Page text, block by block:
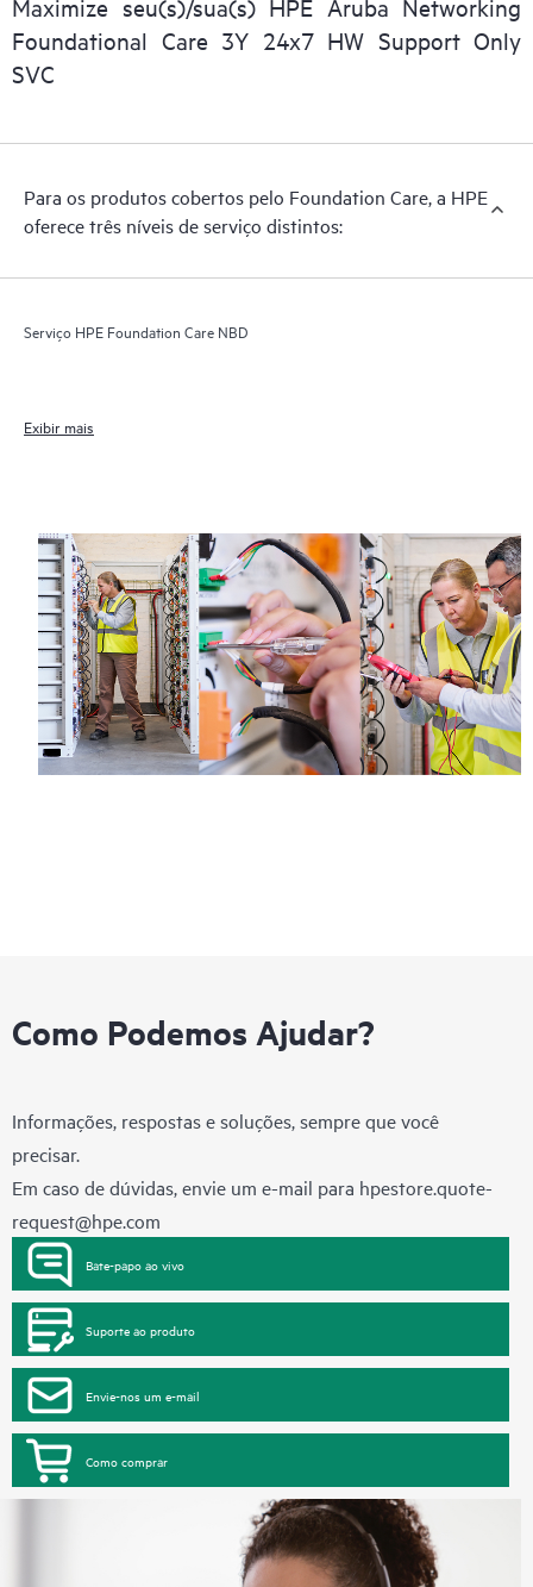
Maximize seu(s)/sua(s) HPE Aruba Networking
Foundational Care 3Y 24x7 HW Support Only
SVC
Para os produtos cobertos pelo Foundation Care, a HPE
oferece três níveis de serviço distintos:
Serviço HPE Foundation Care NBD
Exibir mais
Como Podemos Ajudar?
Informações, respostas e soluções, sempre que você
precisar.
Em caso de dúvidas, envie um e-mail para hpestore.quote-
request@hpe.com
Bate-papo ao vivo
Suporte ao produto
Envie-nos um e-mail
Como comprar